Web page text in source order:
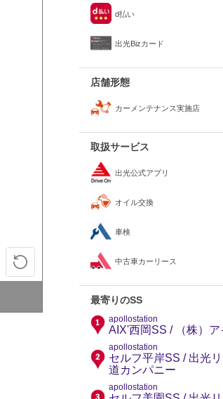
d払い
出光Bizカード
店舗形態
カーメンテナンス実施店
取扱サービス
出光公式アプリ
オイル交換
車検
中古車カーリース
最寄りのSS
apollostation
AIX'西岡SS / （株）ア
apollostation
セルフ平岸SS / 出光
道カンパニー
apollostation